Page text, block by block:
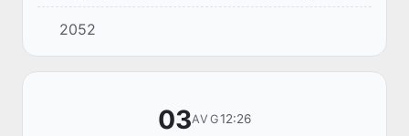
terma jamoasiga italiyalik futbol
mutaxassisi Janni de Byazi bosh murabbiy etib
tayi...
2052
03AVG12:26